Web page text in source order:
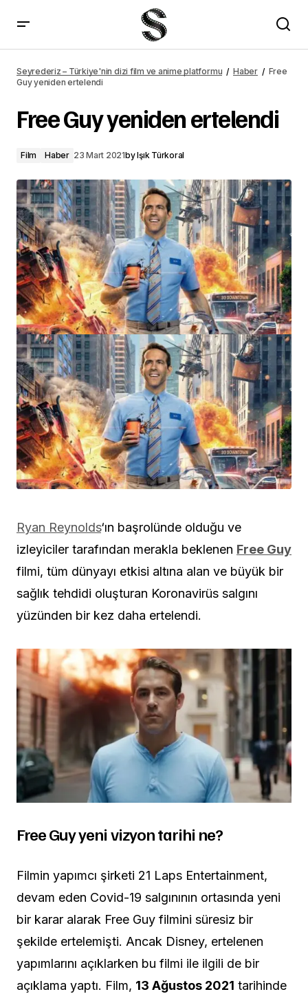
Seyrederiz – Türkiye'nin dizi film ve anime platformu Haber
Free
Guy yeniden ertelendi
Free Guy yeniden ertelendi
Film Haber 23 Mart 2021byIşık Türkoral
Ryan Reynolds‘ın başrolünde olduğu ve
izleyiciler tarafından merakla beklenen Free Guy
filmi, tüm dünyayı etkisi altına alan ve büyük bir
sağlık tehdidi oluşturan Koronavirüs salgını
yüzünden bir kez daha ertelendi.
Free Guy yeni vizyon tarihi ne?
Filmin yapımcı şirketi 21 Laps Entertainment,
devam eden Covid-19 salgınının ortasında yeni
bir karar alarak Free Guy filmini süresiz bir
şekilde ertelemişti. Ancak Disney, ertelenen
yapımlarını açıklarken bu filmi ile ilgili de bir
açıklama yaptı. Film, 13 Ağustos 2021 tarihinde